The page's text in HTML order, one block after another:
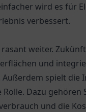
wird es für
verbessert.
weiter.
und
spielt die
Dazu gehören
und die